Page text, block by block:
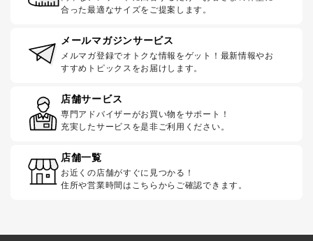
合った最適なサイズをご提案します。
メールマガジンサービス
メルマガ登録でオトクな情報をゲット！最新情報やお
すすめトピックスをお届けします。
店舗サービス
専門アドバイザーがお買い物をサポート！
充実したサービスを是非ご利用ください。
店舗一覧
お近くの店舗がすぐに見つかる！
住所や営業時間はこちらからご確認できます。